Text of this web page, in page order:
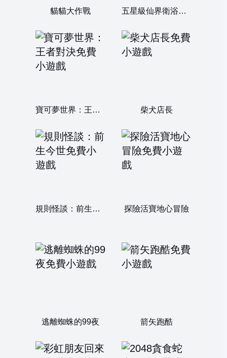
貓貓大作戰 五星級仙界衛浴帝國
寶可夢世界：王者對決 柴犬店長
規則怪談：前生今世 探險活寶地心冒險
逃離蜘蛛的99夜 箭矢跑酷